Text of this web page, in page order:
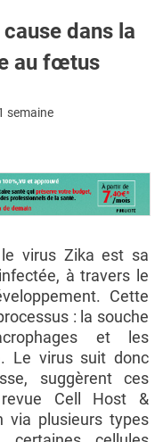
dans la
au fœtus
semaine
virus Zika est sa
à travers le
Cette
: la souche
et les
Le virus suit donc
suggèrent ces
Cell Host &
via plusieurs types